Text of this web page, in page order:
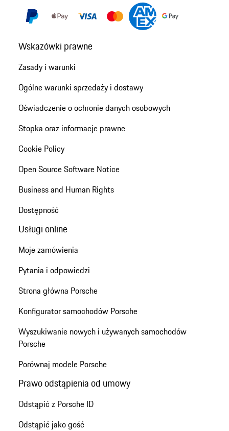
Wskazówki prawne
Zasady i warunki
Ogólne warunki sprzedaży i dostawy
Oświadczenie o ochronie danych osobowych
Stopka oraz informacje prawne
Cookie Policy
Open Source Software Notice
Business and Human Rights
Dostępność
Usługi online
Moje zamówienia
Pytania i odpowiedzi
Strona główna Porsche
Konfigurator samochodów Porsche
Wyszukiwanie nowych i używanych samochodów
Porsche
Porównaj modele Porsche
Prawo odstąpienia od umowy
Odstąpić z Porsche ID
Odstąpić jako gość